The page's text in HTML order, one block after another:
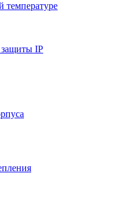
температуре
защиты IP